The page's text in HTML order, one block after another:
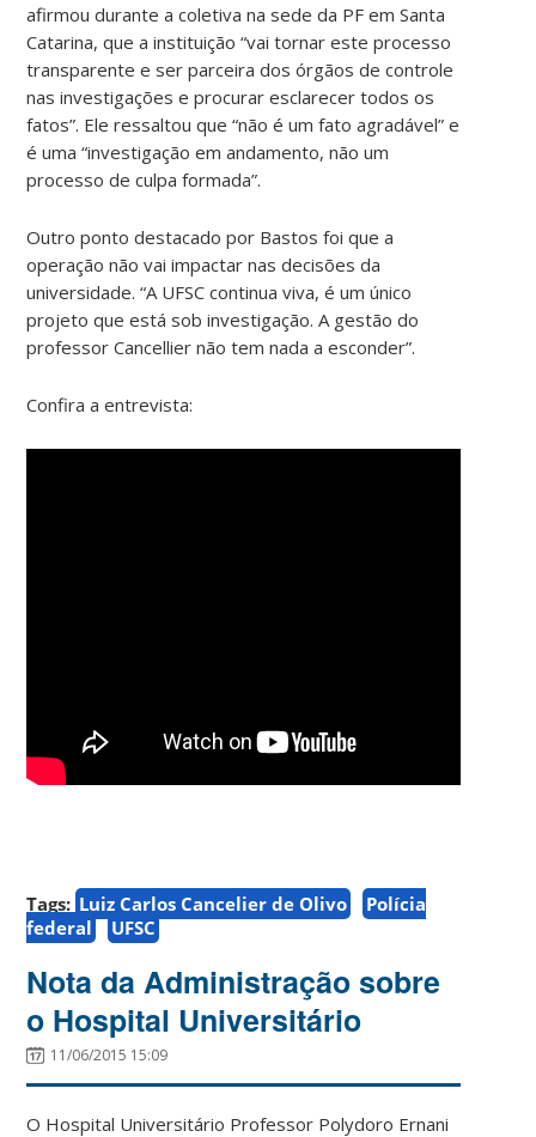
afirmou durante a coletiva na sede da PF em Santa
Catarina, que a instituição “vai tornar este processo
transparente e ser parceira dos órgãos de controle
nas investigações e procurar esclarecer todos os
fatos”. Ele ressaltou que “não é um fato agradável” e
é uma “investigação em andamento, não um
processo de culpa formada”.
Outro ponto destacado por Bastos foi que a
operação não vai impactar nas decisões da
universidade. “A UFSC continua viva, é um único
projeto que está sob investigação. A gestão do
professor Cancellier não tem nada a esconder”.
Confira a entrevista:
Tags: Luiz Carlos Cancelier de Olivo
Polícia
federal
UFSC
Nota da Administração sobre
o Hospital Universitário
11/06/2015 15:09
O Hospital Universitário Professor Polydoro Ernani